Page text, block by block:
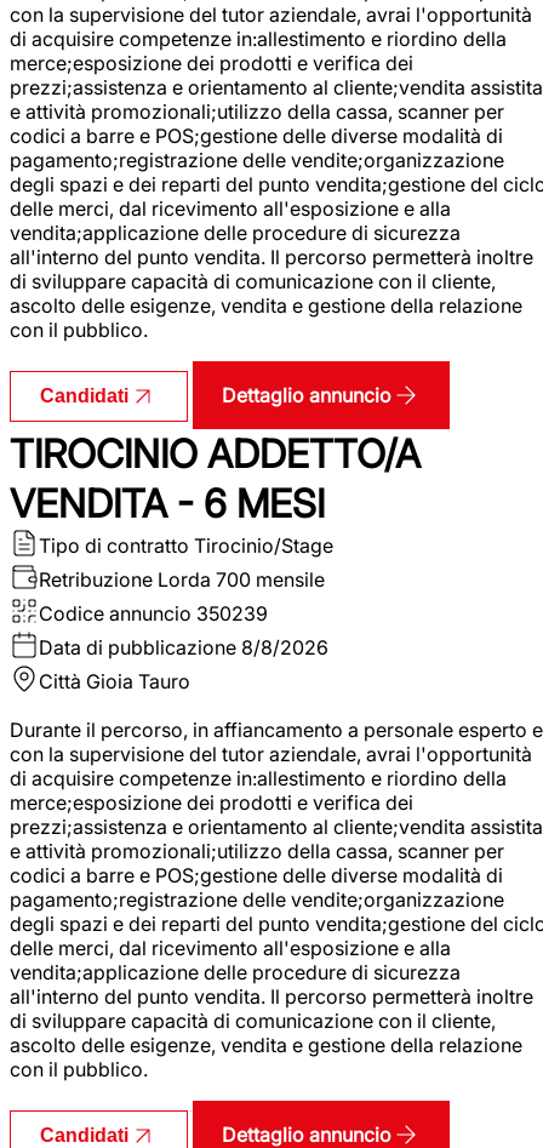
con la supervisione del tutor aziendale, avrai l'opportunità
di acquisire competenze in:allestimento e riordino della
merce;esposizione dei prodotti e verifica dei
prezzi;assistenza e orientamento al cliente;vendita assistita
e attività promozionali;utilizzo della cassa, scanner per
codici a barre e POS;gestione delle diverse modalità di
pagamento;registrazione delle vendite;organizzazione
degli spazi e dei reparti del punto vendita;gestione del
delle merci, dal ricevimento all'esposizione e alla
vendita;applicazione delle procedure di sicurezza
all'interno del punto vendita. Il percorso permetterà inoltre
di sviluppare capacità di comunicazione con il cliente,
ascolto delle esigenze, vendita e gestione della relazione
con il pubblico.
Candidati Dettaglio annuncio
TIROCINIO ADDETTO/A
VENDITA - 6 MESI
Tipo di contratto Tirocinio/Stage
Retribuzione Lorda 700 mensile
Codice annuncio 350239
Data di pubblicazione 8/8/2026
Città Gioia Tauro
Durante il percorso, in affiancamento a personale esperto e
con la supervisione del tutor aziendale, avrai l'opportunità
di acquisire competenze in:allestimento e riordino della
merce;esposizione dei prodotti e verifica dei
prezzi;assistenza e orientamento al cliente;vendita assistita
e attività promozionali;utilizzo della cassa, scanner per
codici a barre e POS;gestione delle diverse modalità di
pagamento;registrazione delle vendite;organizzazione
degli spazi e dei reparti del punto vendita;gestione del
delle merci, dal ricevimento all'esposizione e alla
vendita;applicazione delle procedure di sicurezza
all'interno del punto vendita. Il percorso permetterà inoltre
di sviluppare capacità di comunicazione con il cliente,
ascolto delle esigenze, vendita e gestione della relazione
con il pubblico.
Candidati Dettaglio annuncio